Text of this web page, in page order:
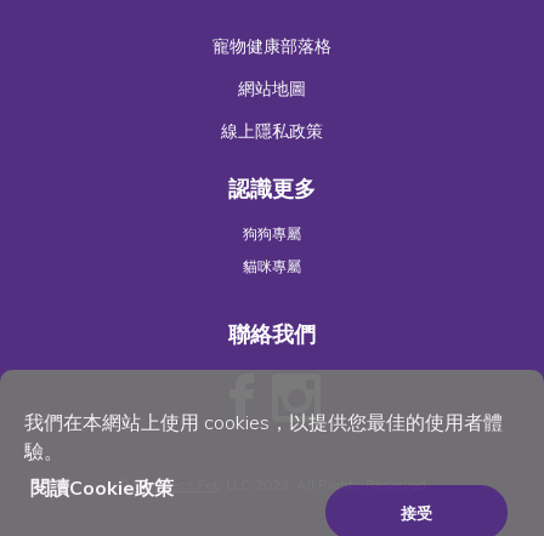
我們在本網站上使用 cookies，以提供您最佳的使用者體
驗。
閱讀Cookie政策
接受
寵物健康部落格
網站地圖
線上隱私政策
認識更多
狗狗專屬
貓咪專屬
聯絡我們
©Wellness Pet , LLC 2023. All Rights Reserved